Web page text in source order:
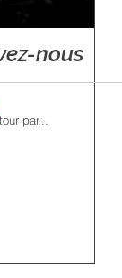
par...
nous